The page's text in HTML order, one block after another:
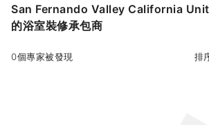
San Fernando Valley California
的浴室裝修承包商
0個專家被發現 排